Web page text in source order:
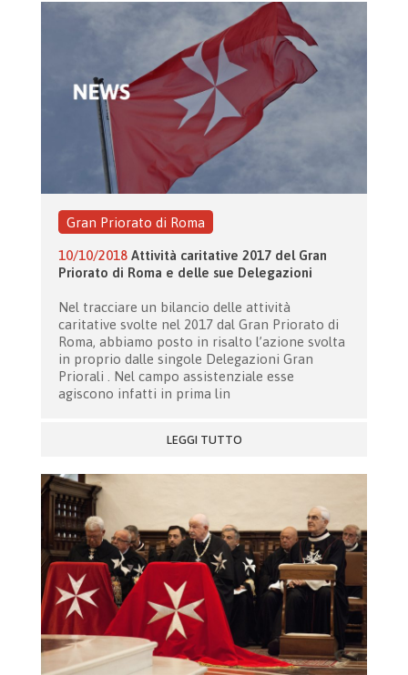
Gran Priorato di Roma
10/10/2018 Attività caritative 2017 del Gran
Priorato di Roma e delle sue Delegazioni
Nel tracciare un bilancio delle attività
caritative svolte nel 2017 dal Gran Priorato di
Roma, abbiamo posto in risalto l’azione svolta
in proprio dalle singole Delegazioni Gran
Priorali . Nel campo assistenziale esse
agiscono infatti in prima lin
LEGGI TUTTO